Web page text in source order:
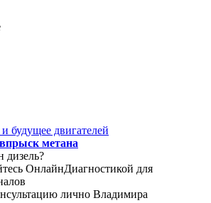
будущее двигателей
метана
дизель?
ОнлайнДиагностикой для
лично Владимира